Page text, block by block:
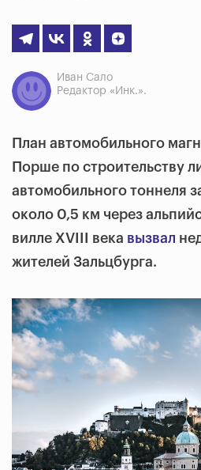
Иван Сало
Редактор «Инк.».
План автомобильного
Порше по строительству
автомобильного тоннеля
около 0,5 км через
вилле XVIII века вызвал
жителей Зальцбурга.